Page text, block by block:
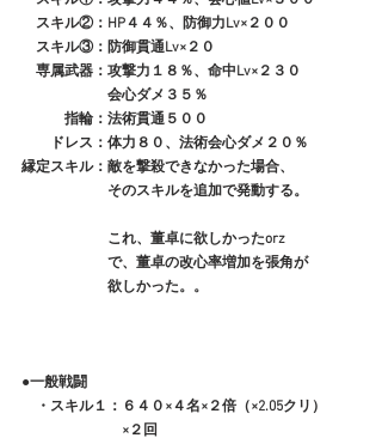
スキル②：HP４４％、防御力Lv×２００
スキル③：防御貫通Lv×２０
専属武器：攻撃力１８％、命中Lv×２３０
会心ダメ３５％
指輪：法術貫通５００
ドレス：体力８０、法術会心ダメ２０％
縁定スキル：敵を撃殺できなかった場合、
そのスキルを追加で発動する。
これ、董卓に欲しかったorz
で、董卓の改心率増加を張角が
欲しかった。。
●一般戦闘
・スキル１：６４０×４名×２倍（×2.05クリ）
×２回